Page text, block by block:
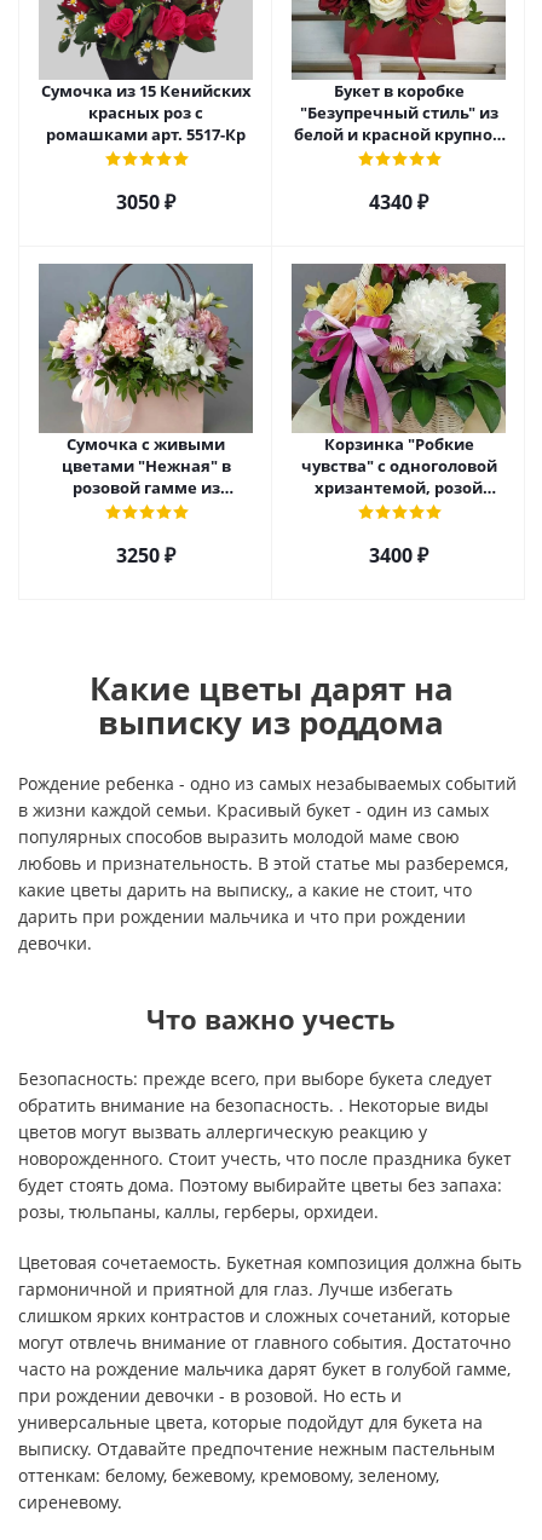
Сумочка из 15 Кенийских
красных роз с
ромашками арт. 5517-Кр
3050 ₽
Букет в коробке
"Безупречный стиль" из
белой и красной крупной
розы Эквадор. арт. 5515
4340 ₽
Сумочка с живыми
цветами "Нежная" в
розовой гамме из
кустовой хризантемы,
3250 ₽
Корзинка "Робкие
чувства" с одноголовой
хризантемой, розой
Эквадор и альстромерией
3400 ₽
Какие цветы дарят на
выписку из роддома
Рождение ребенка - одно из самых незабываемых событий
в жизни каждой семьи. Красивый букет - один из самых
популярных способов выразить молодой маме свою
любовь и признательность. В этой статье мы разберемся,
какие цветы дарить на выписку,, а какие не стоит, что
дарить при рождении мальчика и что при рождении
девочки.
Что важно учесть
Безопасность: прежде всего, при выборе букета следует
обратить внимание на безопасность. . Некоторые виды
цветов могут вызвать аллергическую реакцию у
новорожденного. Стоит учесть, что после праздника букет
будет стоять дома. Поэтому выбирайте цветы без запаха:
розы, тюльпаны, каллы, герберы, орхидеи.
Цветовая сочетаемость. Букетная композиция должна быть
гармоничной и приятной для глаз. Лучше избегать
слишком ярких контрастов и сложных сочетаний, которые
могут отвлечь внимание от главного события. Достаточно
часто на рождение мальчика дарят букет в голубой гамме,
при рождении девочки - в розовой. Но есть и
универсальные цвета, которые подойдут для букета на
выписку. Отдавайте предпочтение нежным пастельным
оттенкам: белому, бежевому, кремовому, зеленому,
сиреневому.